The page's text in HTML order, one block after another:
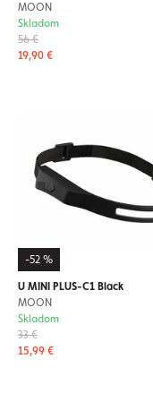
MOON
56 €
19,90 €
Skladom
-52 %
U MINI PLUS-C1 Black
MOON
33 €
15,99 €
Skladom